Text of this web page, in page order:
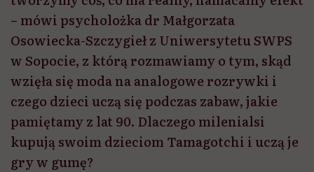
– mówi psycholożka dr Małgorzata
Osowiecka-Szczygieł z Uniwersytetu SWPS
w Sopocie, z którą rozmawiamy o tym, skąd
wzięła się moda na analogowe rozrywki i
czego dzieci uczą się podczas zabaw, jakie
pamiętamy z lat 90. Dlaczego milenialsi
kupują swoim dzieciom Tamagotchi i uczą je
gry w gumę?